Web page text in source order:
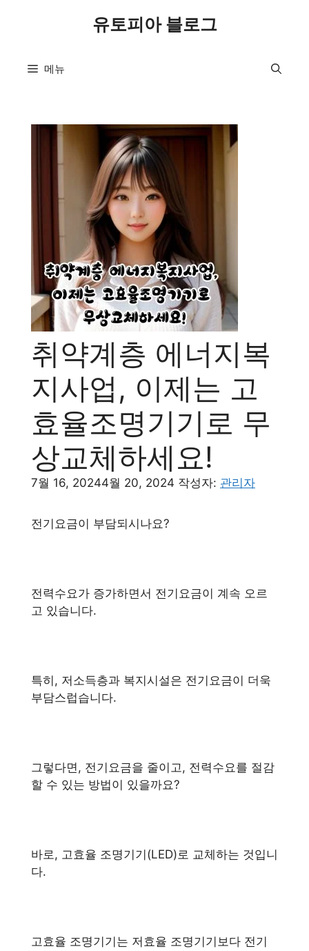
유토피아 블로그
메뉴
취약계층 에너지복
지사업, 이제는 고
효율조명기기로 무
상교체하세요!
7월 16, 20244월 20, 2024 작성자: 관리자
전기요금이 부담되시나요?
전력수요가 증가하면서 전기요금이 계속 오르
고 있습니다.
특히, 저소득층과 복지시설은 전기요금이 더욱
부담스럽습니다.
그렇다면, 전기요금을 줄이고, 전력수요를 절감
할 수 있는 방법이 있을까요?
바로, 고효율 조명기기(LED)로 교체하는 것입니
다.
고효율 조명기기는 저효율 조명기기보다 전기